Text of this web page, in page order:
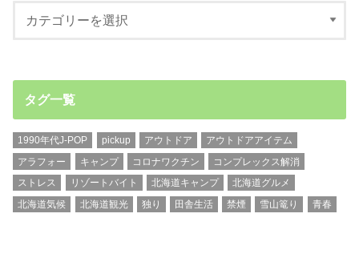
タグ一覧
1990年代J-POP pickup アウトドア
アウトドアアイテム
アラフォー
キャンプ コロナワクチン
コンプレックス解消
ストレス
リゾートバイト 北海道キャンプ
北海道グルメ
北海道気候
北海道観光 独り 田舎生活 禁煙 雪山篭り 青春